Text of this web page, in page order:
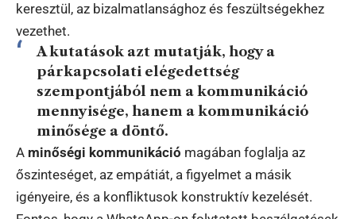
keresztül, az bizalmatlansághoz és feszültségekhez
vezethet.
A kutatások azt mutatják, hogy a
párkapcsolati elégedettség
szempontjából nem a kommunikáció
mennyisége, hanem a kommunikáció
minősége a döntő.
A minőségi kommunikáció magában foglalja az
őszinteséget, az empátiát, a figyelmet a másik
igényeire, és a konfliktusok konstruktív kezelését.